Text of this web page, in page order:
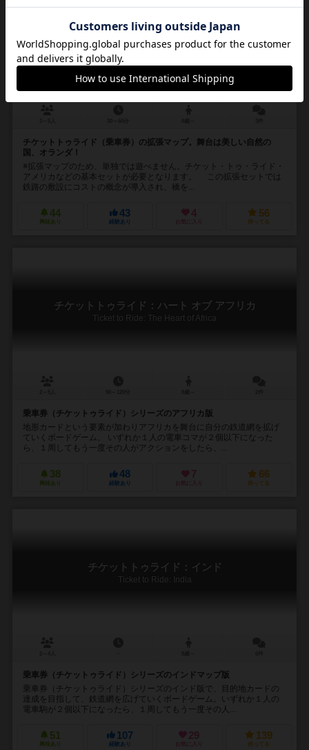
チケットトゥライド：オランダ
Ticket to Ride Map Collection: Volume 4 – Nederland
チケットトゥライド（乗車券）の拡張マップ。舞台は美しい自然の
国、オランダ！
※拡張マップのため、単独では遊べません。チケット・トゥ・ライド・
アメリカなどの基本セットが必要となります。 この拡張セットでは
鉄路の敷設にコストの概念が導入され、橋を...
44
興味あり
43
経験あり
4
お気に入り
56
持ってる
チケットトゥライド：ハート オブ アフリカ
Ticket to Ride: The Heart of Africa
乗車券（チケットゥライド）シリーズのアフリカ版
地形カードという要素が加わりアフリカを舞台に自分の鉄道網を拡げ
ていくボードゲーム。 いずれか１人の電車コマが２個以下になった
ら、１周してもう一度その人がアクションをしたら、...
38
興味あり
48
経験あり
7
お気に入り
66
持ってる
チケットトゥライド：インド
Ticket to Ride: India
乗車券（チケットゥライド）シリーズのインドマップ版
乗車券（チケットゥライド）シリーズのインド版で、目的地カードの
達成を目指して、鉄道網を広げていくボードゲーム。いずれか１人の
電車駒が２個以下になったら、１周してもう一度その人...
51
興味あり
107
経験あり
29
お気に入り
139
持ってる